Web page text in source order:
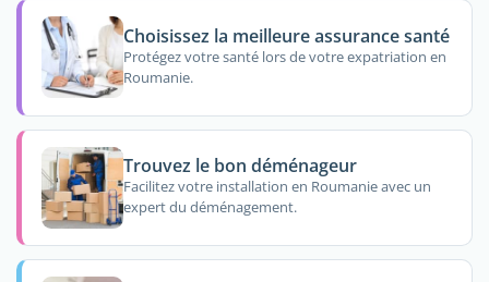
Choisissez la meilleure assurance santé
Protégez votre santé lors de votre expatriation en
Roumanie.
Trouvez le bon déménageur
Facilitez votre installation en Roumanie avec un
expert du déménagement.